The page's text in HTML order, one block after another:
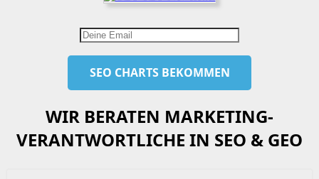
WIR BERATEN MARKETING-
VERANTWORTLICHE IN SEO & GEO